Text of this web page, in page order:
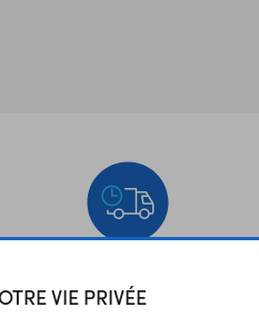
RAPIDE
VIE PRIVÉE